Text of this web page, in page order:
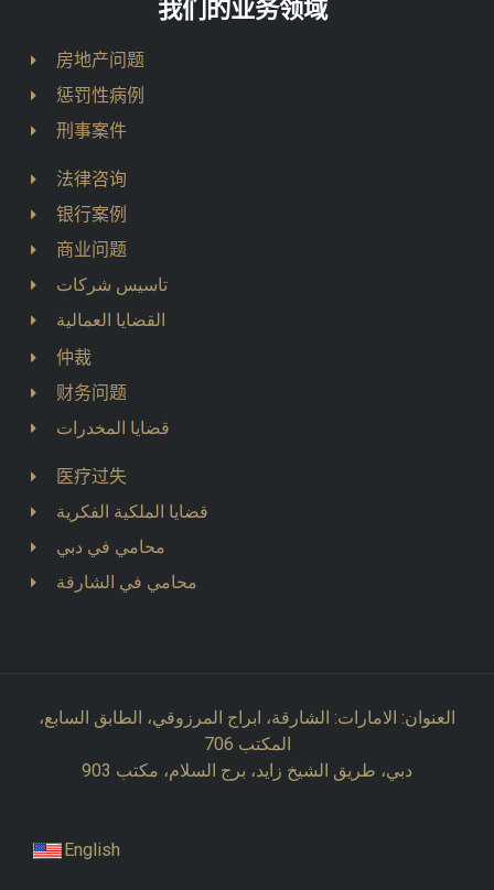
我们的业务领域
房地产问题
惩罚性病例
刑事案件
法律咨询
银行案例
商业问题
تاسيس شركات
القضايا العمالية
仲裁
财务问题
قضايا المخدرات
医疗过失
قضايا الملكية الفكرية
محامي في دبي
محامي في الشارقة
العنوان: الامارات: الشارقة، ابراج المرزوقي، الطابق السابع،
المكتب 706
دبي، طريق الشيخ زايد، برج السلام، مكتب 903
English